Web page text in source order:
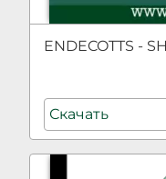
ENDECOTTS -
Скачать